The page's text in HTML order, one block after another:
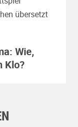
übersetzt
Wie,
Klo?